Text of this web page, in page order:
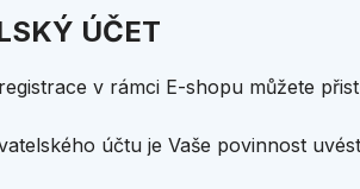
ÚČET
v rámci E-shopu můžete
účtu je Vaše povinnost